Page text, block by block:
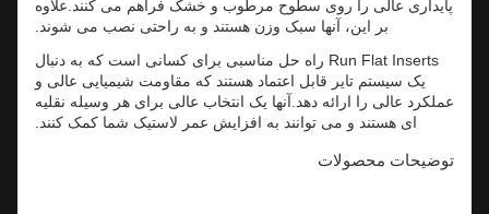
پایداری عالی را روی سطوح مرطوب و خشک فراهم می کنند.علاوه
بر این، آنها سبک وزن هستند و به راحتی نصب می شوند.
Run Flat Inserts راه حل مناسبی برای کسانی است که به دنبال
یک سیستم تایر قابل اعتماد هستند که مقاومت شیمیایی عالی و
عملکرد عالی را ارائه دهد.آنها یک انتخاب عالی برای هر وسیله نقلیه
ای هستند و می توانند به افزایش عمر لاستیک شما کمک کنند.
توضیحات محصولات